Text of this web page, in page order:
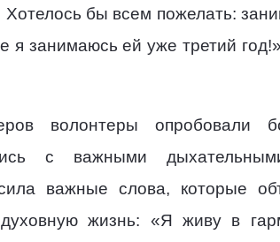
бы всем пожелать:
я занимаюсь ей уже третий
волонтеры опробовали
с важными
важные слова, которые
духовную жизнь: «Я живу в